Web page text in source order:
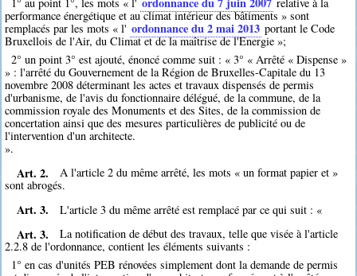
performance énergétique et au climat intérieur des bâtiments » sont
remplacés par les mots « l' ordonnance du 2 mai 2013 portant le Code
Bruxellois de l'Air, du Climat et de la maîtrise de l'Energie »;
2° un point 3° est ajouté, énoncé comme suit : « 3° « Arrêté « Dispense »
» : l'arrêté du Gouvernement de la Région de Bruxelles-Capitale du 13
novembre 2008 déterminant les actes et travaux dispensés de permis
d'urbanisme, de l'avis du fonctionnaire délégué, de la commune, de la
commission royale des Monuments et des Sites, de la commission de
concertation ainsi que des mesures particulières de publicité ou de
l'intervention d'un architecte.
».
Art. 2.
A l'article 2 du même arrêté, les mots « un format papier et »
sont abrogés.
Art. 3. L'article 3 du même arrêté est remplacé par ce qui suit : «
Art. 3.
La notification de début des travaux, telle que visée à l'article
2.2.8 de l'ordonnance, contient les éléments suivants :
1° en cas d'unités PEB rénovées simplement dont la demande de permis